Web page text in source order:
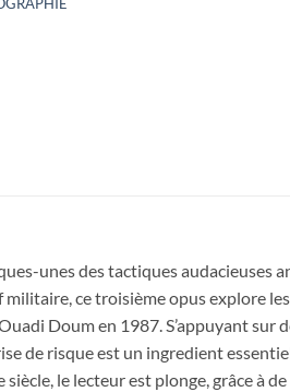
unes des tactiques audacieuses
militaire, ce troisième opus explore
Doum en 1987. S’appuyant sur
de risque est un ingredient
le lecteur est plonge, grâce à